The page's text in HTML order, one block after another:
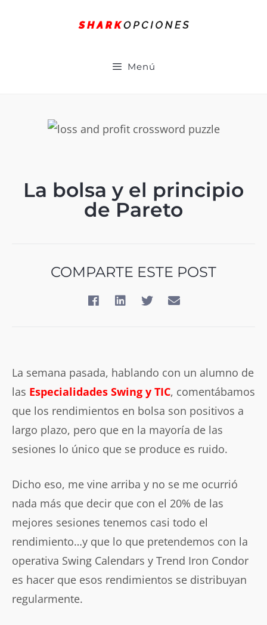
Menú
La bolsa y el principio
de Pareto
COMPARTE ESTE POST
La semana pasada, hablando con un alumno de
las Especialidades Swing y TIC, comentábamos
que los rendimientos en bolsa son positivos a
largo plazo, pero que en la mayoría de las
sesiones lo único que se produce es ruido.
Dicho eso, me vine arriba y no se me ocurrió
nada más que decir que con el 20% de las
mejores sesiones tenemos casi todo el
rendimiento…y que lo que pretendemos con la
operativa Swing Calendars y Trend Iron Condor
es hacer que esos rendimientos se distribuyan
regularmente.